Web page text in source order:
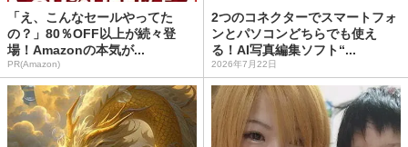
「え、こんなセールやってた
の？」80％OFF以上が続々登
場！Amazonの本気が...
PR(Amazon)
2つのコネクターでスマートフォ
ンとパソコンどちらでも使え
る！AI写真編集ソフト“...
2026年7月22日